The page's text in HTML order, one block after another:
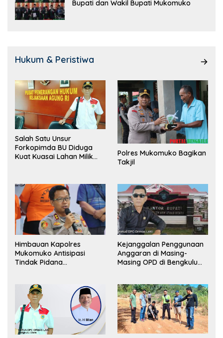
Bupati dan Wakil Bupati Mukomuko
Hukum & Peristiwa
Salah Satu Unsur
Forkopimda BU Diduga
Kuat Kuasai Lahan Milik
Polres Mukomuko Bagikan
Takjil
Himbauan Kapolres
Mukomuko Antisipasi
Tindak Pidana
Kejanggalan Penggunaan
Anggaran di Masing-
Masing OPD di Bengkulu